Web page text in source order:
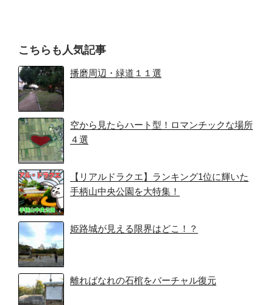
こちらも人気記事
播磨周辺・緑道１１選
空から見たらハート型！ロマンチックな場所
４選
【リアルドラクエ】ランキング1位に輝いた
手柄山中央公園を大特集！
姫路城が見える限界はどこ！？
離ればなれの石棺をバーチャル復元